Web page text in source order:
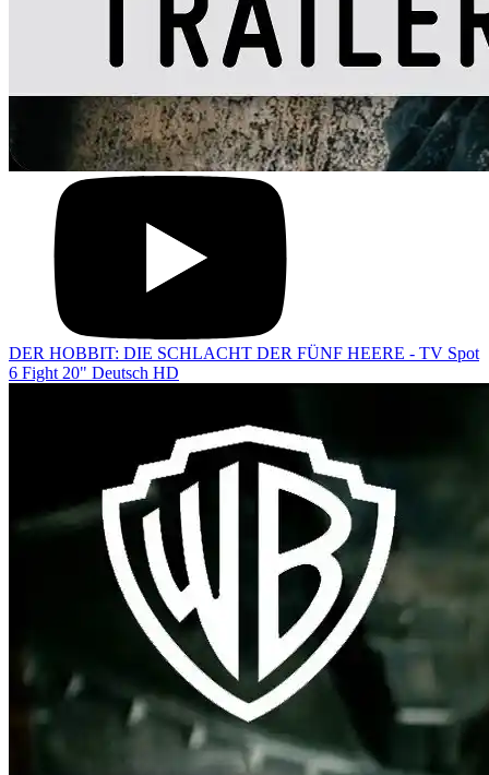
DER HOBBIT: DIE SCHLACHT DER FÜNF HEERE - TV Spot
6 Fight 20" Deutsch HD